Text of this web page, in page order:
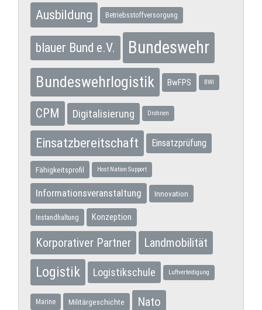
Ausbildung Betriebsstoffversorgung
blauer Bund e.V. Bundeswehr
Bundeswehrlogistik BwFPS BWI
CPM Digitalisierung Drohnen
Einsatzbereitschaft Einsatzprüfung
Fähigkeitsprofil Host Nation Support
Informationsveranstaltung Innovation
Instandhaltung Konzeption
Korporativer Partner Landmobilität
Logistik Logistikschule Luftverteidigung
Marine Militärgeschichte Nato